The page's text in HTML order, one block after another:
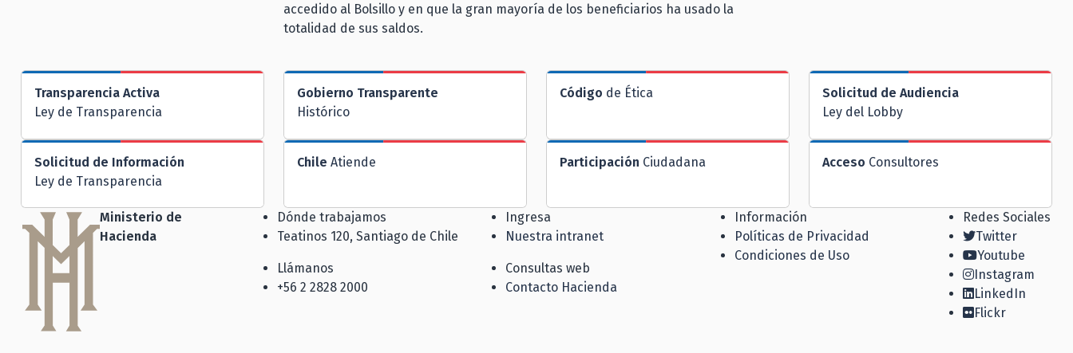
accedido al Bolsillo y en que la gran mayoría de los beneficiarios ha usado la
totalidad de sus saldos.
Transparencia Activa
Ley de Transparencia
Gobierno Transparente
Histórico
Código de Ética
Solicitud de Audiencia
Ley del Lobby
Solicitud de Información
Ley de Transparencia
Chile Atiende Participación Ciudadana Acceso Consultores
Ministerio de
Hacienda
Dónde trabajamos
Teatinos 120, Santiago de Chile
Llámanos
+56 2 2828 2000
Ingresa
Nuestra intranet
Consultas web
Contacto Hacienda
Información
Políticas de Privacidad
Condiciones de Uso
Redes Sociales
Twitter
Youtube
Instagram
LinkedIn
Flickr